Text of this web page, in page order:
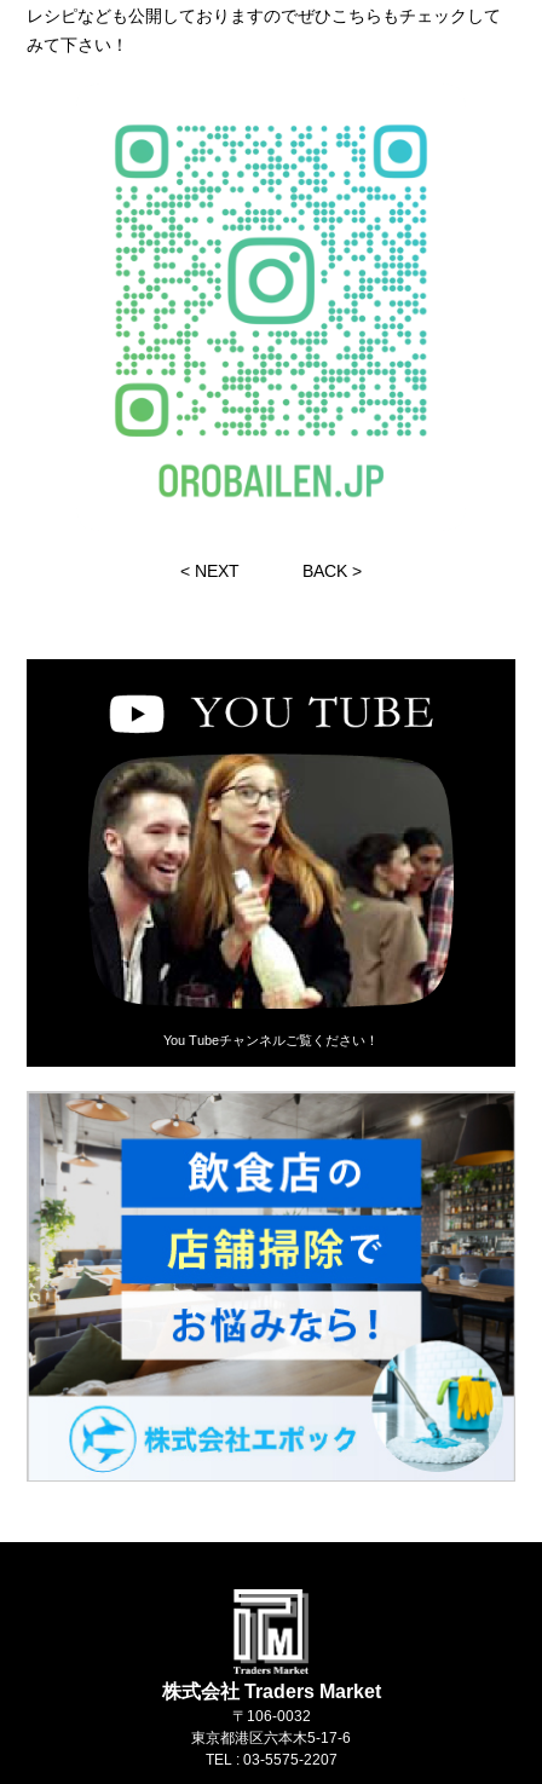
レシピなども公開しておりますのでぜひこちらもチェックして
みて下さい！
< NEXT BACK >
You Tubeチャンネルご覧ください！
株式会社 Traders Market
〒106-0032
東京都港区六本木5-17-6
TEL : 03-5575-2207